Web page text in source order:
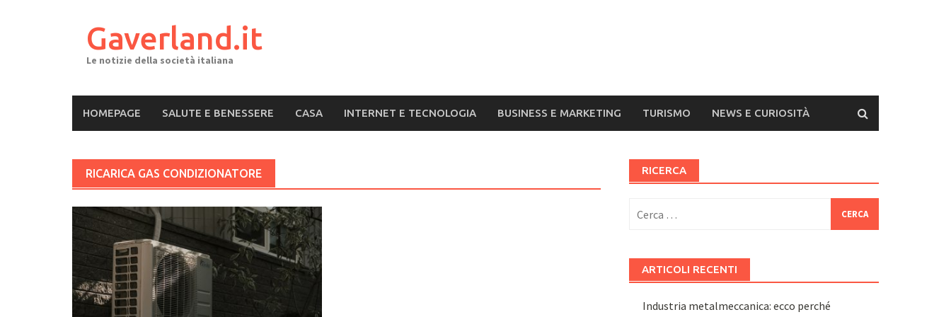
Gaverland.it
Le notizie della società italiana
HOMEPAGE SALUTE E BENESSERE CASA INTERNET E TECNOLOGIA BUSINESS E MARKETING TURISMO NEWS E CURIOSITÀ
RICARICA GAS CONDIZIONATORE RICERCA
per:
ARTICOLI RECENTI
Industria metalmeccanica: ecco perché